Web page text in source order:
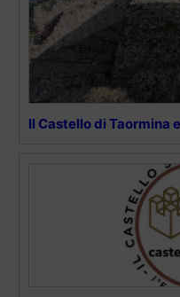
Il Castello di Taormina